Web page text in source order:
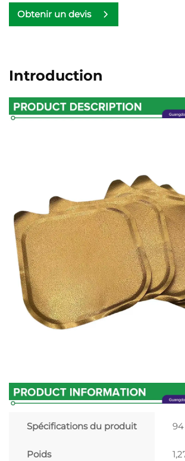
Obtenir un devis
Introduction
Spécifications du produit
Poids